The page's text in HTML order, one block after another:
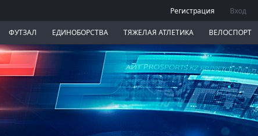
Регистрация Вход
ФУТЗАЛ ЕДИНОБОРСТВА ТЯЖЕЛАЯ АТЛЕТИКА ВЕЛОСПОРТ